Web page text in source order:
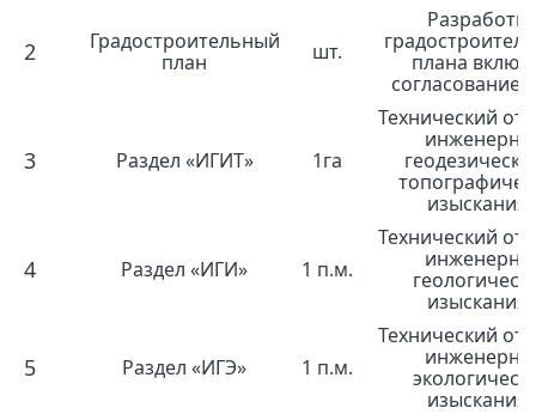
2
Градостроительный
план
шт.
Разработка
плана
согласование
3 Раздел «ИГИТ» 1га
Технический
изысканиях
4 Раздел «ИГИ» 1 п.м.
Технический
изысканиях
5 Раздел «ИГЭ» 1 п.м.
Технический
изысканиях